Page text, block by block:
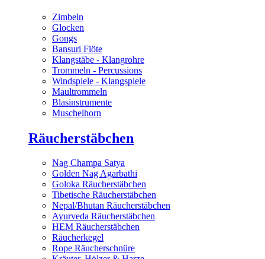
Zimbeln
Glocken
Gongs
Bansuri Flöte
Klangstäbe - Klangrohre
Trommeln - Percussions
Windspiele - Klangspiele
Maultrommeln
Blasinstrumente
Muschelhorn
Räucherstäbchen
Nag Champa Satya
Golden Nag Agarbathi
Goloka Räucherstäbchen
Tibetische Räucherstäbchen
Nepal/Bhutan Räucherstäbchen
Ayurveda Räucherstäbchen
HEM Räucherstäbchen
Räucherkegel
Rope Räucherschnüre